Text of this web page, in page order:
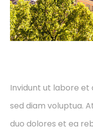
Invidunt ut labore et
sed diam voluptua.
duo dolores et ea